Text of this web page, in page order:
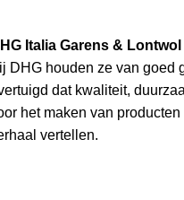
Italia Garens & Lontwol
DHG houden ze van goed
dat kwaliteit,
het maken van
vertellen.